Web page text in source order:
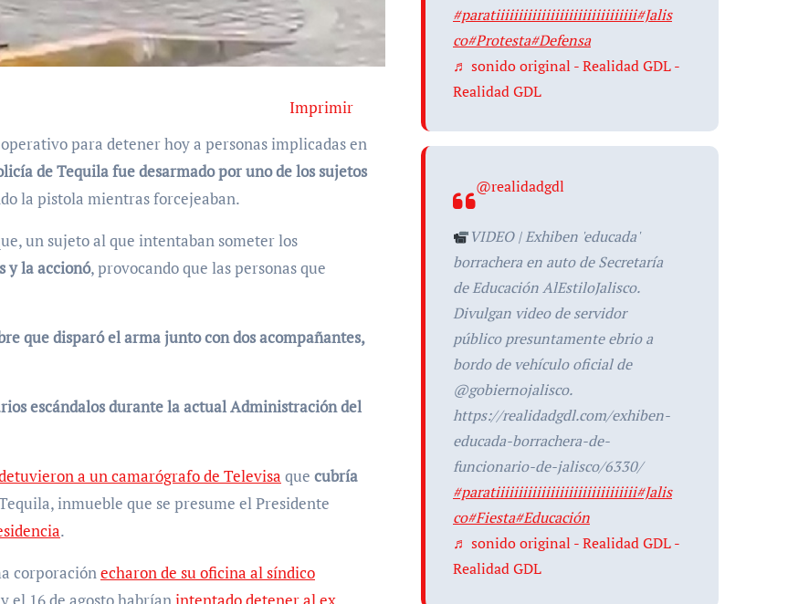
Imprimir
para detener hoy a personas implicadas en
de Tequila fue desarmado por uno de los sujetos
la pistola mientras forcejeaban.
un sujeto al que intentaban someter los
y la accionó, provocando que las personas que
que disparó el arma junto con dos acompañantes,
escándalos durante la actual Administración del
a un camarógrafo de Televisa que cubría
inmueble que se presume el Presidente
.
corporaciónecharon de su oficina al síndico
#paratiiiiiiiiiiiiiiiiiiiiiiiiiiiiiii#Jalis
co#Protesta#Defensa
♬ sonido original - Realidad GDL -
Realidad GDL
@realidadgdl
VIDEO | Exhiben 'educada'
borrachera en auto de Secretaría
de Educación AlEstiloJalisco.
Divulgan video de servidor
público presuntamente ebrio a
bordo de vehículo oficial de
@gobiernojalisco.
https://realidadgdl.com/exhiben-
educada-borrachera-de-
funcionario-de-jalisco/6330/
#paratiiiiiiiiiiiiiiiiiiiiiiiiiiiiiii#Jalis
co#Fiesta#Educación
♬ sonido original - Realidad GDL -
Realidad GDL